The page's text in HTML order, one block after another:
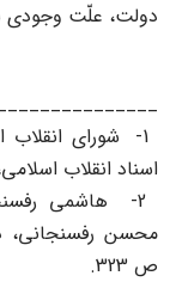
دولت، علّت وجودی
1- شورای انقلاب
اسناد انقلاب اسلامی،
ص 323.